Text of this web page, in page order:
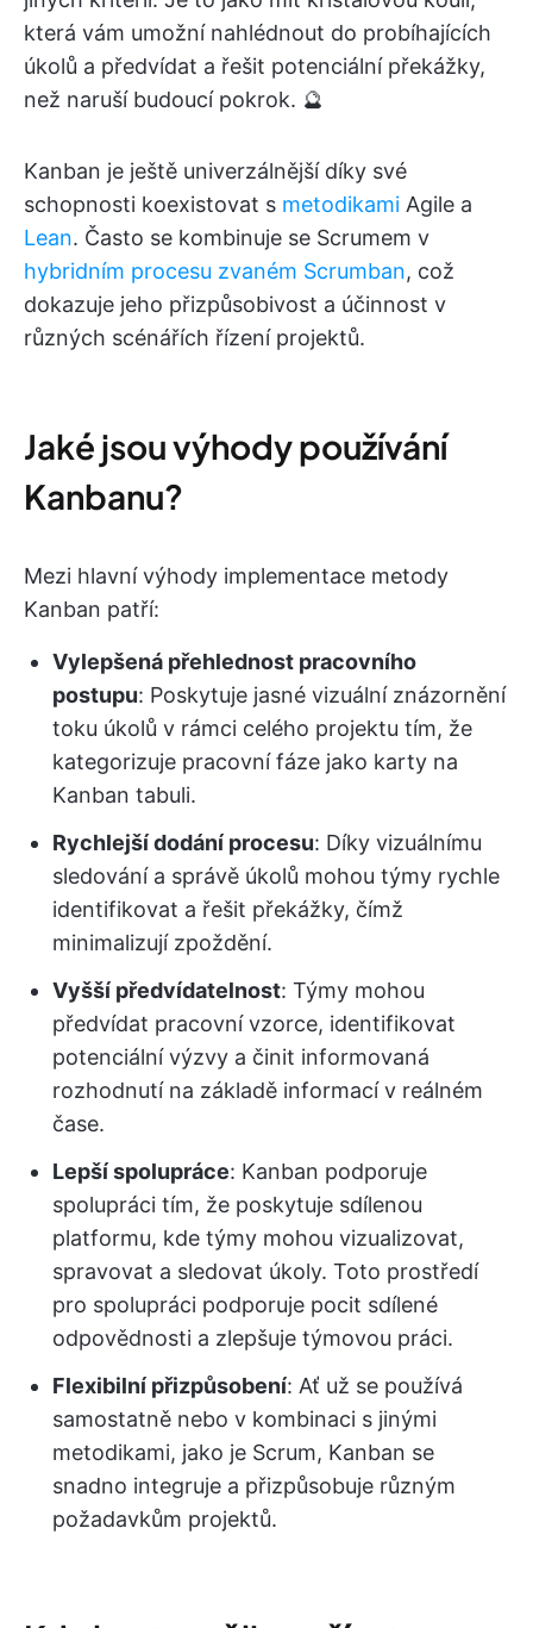
která vám umožní nahlédnout do probíhajících
úkolů a předvídat a řešit potenciální překážky,
než naruší budoucí pokrok. 🔮
Kanban je ještě univerzálnější díky své
schopnosti koexistovat s metodikami Agile a
Lean. Často se kombinuje se Scrumem v
hybridním procesu zvaném Scrumban, což
dokazuje jeho přizpůsobivost a účinnost v
různých scénářích řízení projektů.
Jaké jsou výhody používání
Kanbanu?
Mezi hlavní výhody implementace metody
Kanban patří:
Vylepšená přehlednost pracovního
postupu: Poskytuje jasné vizuální znázornění
toku úkolů v rámci celého projektu tím, že
kategorizuje pracovní fáze jako karty na
Kanban tabuli.
Rychlejší dodání procesu: Díky vizuálnímu
sledování a správě úkolů mohou týmy rychle
identifikovat a řešit překážky, čímž
minimalizují zpoždění.
Vyšší předvídatelnost: Týmy mohou
předvídat pracovní vzorce, identifikovat
potenciální výzvy a činit informovaná
rozhodnutí na základě informací v reálném
čase.
Lepší spolupráce: Kanban podporuje
spolupráci tím, že poskytuje sdílenou
platformu, kde týmy mohou vizualizovat,
spravovat a sledovat úkoly. Toto prostředí
pro spolupráci podporuje pocit sdílené
odpovědnosti a zlepšuje týmovou práci.
Flexibilní přizpůsobení: Ať už se používá
samostatně nebo v kombinaci s jinými
metodikami, jako je Scrum, Kanban se
snadno integruje a přizpůsobuje různým
požadavkům projektů.